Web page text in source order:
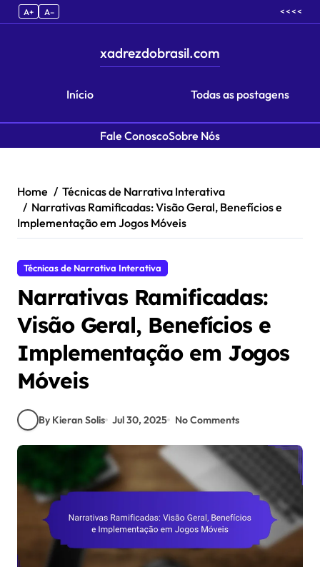
A+ A– < < < <
Início
xadrezdobrasil.com
Todas as postagens
Fale ConoscoSobre Nós
Home
Técnicas de Narrativa Interativa
Narrativas Ramificadas: Visão Geral, Benefícios e
Implementação em Jogos Móveis
Técnicas de Narrativa Interativa
Narrativas Ramificadas:
Visão Geral, Benefícios e
Implementação em Jogos
Móveis
By Kieran Solis Jul 30, 2025 No Comments